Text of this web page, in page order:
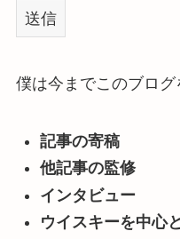
僕は今までこのブロ
記事の寄稿
他記事の監修
インタビュー
ウイスキーを中心